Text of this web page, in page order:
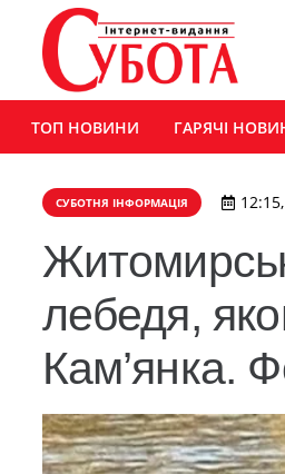
ТОП НОВИНИ ГАРЯЧІ
СУБОТНЯ ІНФОРМАЦІЯ
лебедя,
Кам’янка.